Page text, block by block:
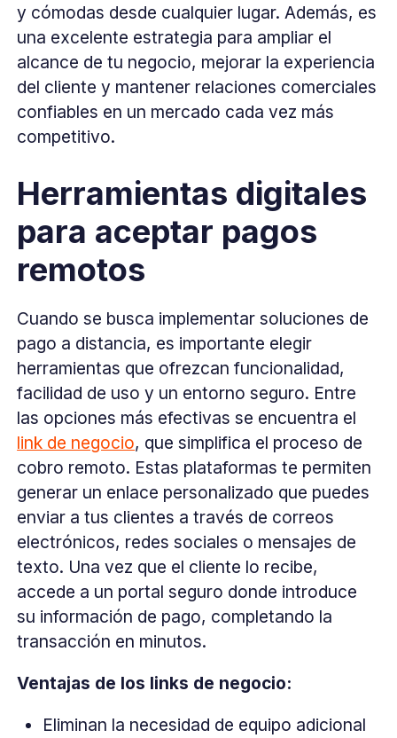
y cómodas desde cualquier lugar. Además, es
una excelente estrategia para ampliar el
alcance de tu negocio, mejorar la experiencia
del cliente y mantener relaciones comerciales
confiables en un mercado cada vez más
competitivo.
Herramientas digitales
para aceptar pagos
remotos
Cuando se busca implementar soluciones de
pago a distancia, es importante elegir
herramientas que ofrezcan funcionalidad,
facilidad de uso y un entorno seguro. Entre
las opciones más efectivas se encuentra el
link de negocio, que simplifica el proceso de
cobro remoto. Estas plataformas te permiten
generar un enlace personalizado que puedes
enviar a tus clientes a través de correos
electrónicos, redes sociales o mensajes de
texto. Una vez que el cliente lo recibe,
accede a un portal seguro donde introduce
su información de pago, completando la
transacción en minutos.
Ventajas de los links de negocio:
Eliminan la necesidad de equipo adicional